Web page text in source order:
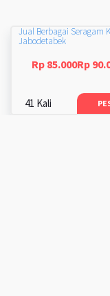
Jual Berbagai Seragam
Jabodetabek
Rp 85.000Rp
41 Kali